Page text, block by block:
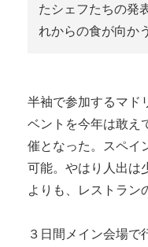
たシェフたちの発
れからの食が向か
半袖で参加するマド
ベントを今年は敢え
催となった。スペイ
可能。やはり人出は
よりも、レストラン
３日間メイン会場